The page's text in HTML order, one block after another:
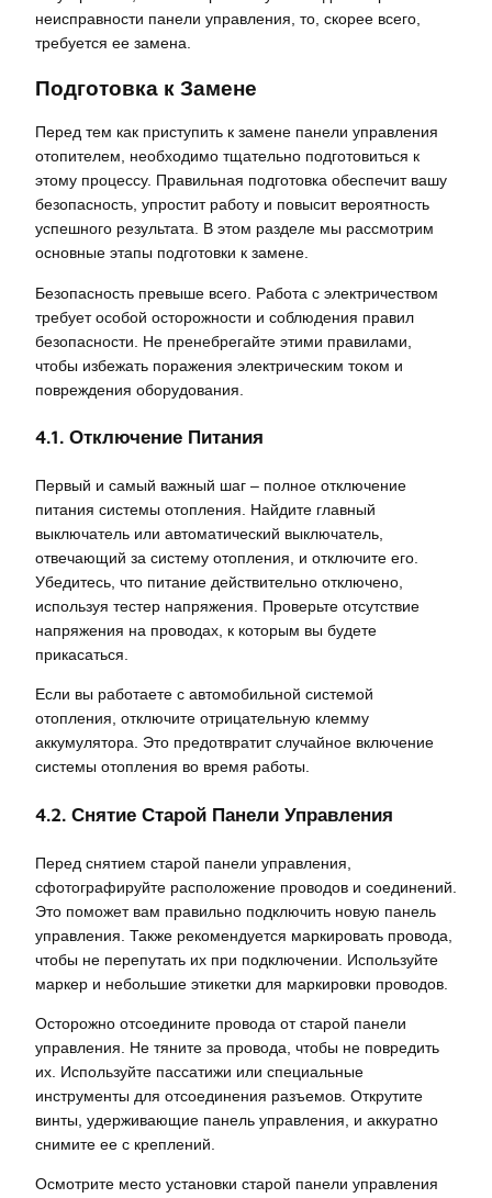
неисправности панели управления, то, скорее всего,
требуется ее замена.
Подготовка к Замене
Перед тем как приступить к замене панели управления
отопителем, необходимо тщательно подготовиться к
этому процессу. Правильная подготовка обеспечит вашу
безопасность, упростит работу и повысит вероятность
успешного результата. В этом разделе мы рассмотрим
основные этапы подготовки к замене.
Безопасность превыше всего. Работа с электричеством
требует особой осторожности и соблюдения правил
безопасности. Не пренебрегайте этими правилами,
чтобы избежать поражения электрическим током и
повреждения оборудования.
4.1. Отключение Питания
Первый и самый важный шаг – полное отключение
питания системы отопления. Найдите главный
выключатель или автоматический выключатель,
отвечающий за систему отопления, и отключите его.
Убедитесь, что питание действительно отключено,
используя тестер напряжения. Проверьте отсутствие
напряжения на проводах, к которым вы будете
прикасаться.
Если вы работаете с автомобильной системой
отопления, отключите отрицательную клемму
аккумулятора. Это предотвратит случайное включение
системы отопления во время работы.
4.2. Снятие Старой Панели Управления
Перед снятием старой панели управления,
сфотографируйте расположение проводов и соединений.
Это поможет вам правильно подключить новую панель
управления. Также рекомендуется маркировать провода,
чтобы не перепутать их при подключении. Используйте
маркер и небольшие этикетки для маркировки проводов.
Осторожно отсоедините провода от старой панели
управления. Не тяните за провода, чтобы не повредить
их. Используйте пассатижи или специальные
инструменты для отсоединения разъемов. Открутите
винты, удерживающие панель управления, и аккуратно
снимите ее с креплений.
Осмотрите место установки старой панели управления